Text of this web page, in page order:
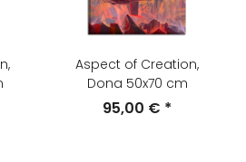
Aspect of Creation,
Dona 50x70 cm
95,00 € *